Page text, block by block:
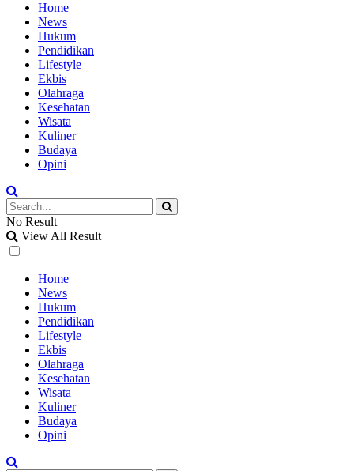
Home
News
Hukum
Pendidikan
Lifestyle
Ekbis
Olahraga
Kesehatan
Wisata
Kuliner
Budaya
Opini
No Result
View All Result
Home
News
Hukum
Pendidikan
Lifestyle
Ekbis
Olahraga
Kesehatan
Wisata
Kuliner
Budaya
Opini